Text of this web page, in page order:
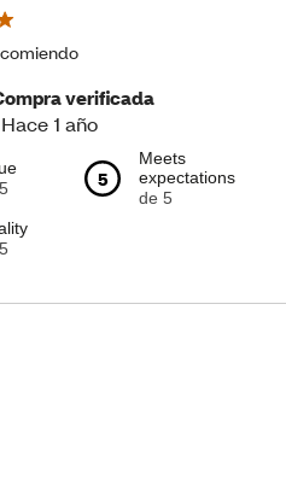
verificada
1 año
5
Meets
expectations
de 5